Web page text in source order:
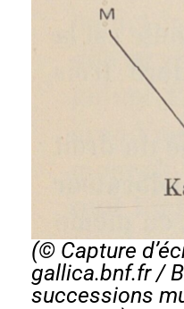
(© Capture
gallica.bnf.fr /
successions